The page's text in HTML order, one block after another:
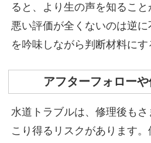
ると、より生の声を知ること
悪い評価が全くないのは逆
を吟味しながら判断材料にす
アフターフォロー
水道トラブルは、修理後も
こり得るリスクがあります